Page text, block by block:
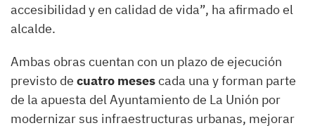
accesibilidad y en calidad de vida”, ha afirmado el
alcalde.
Ambas obras cuentan con un plazo de ejecución
previsto de cuatro mesescada una y forman parte
de la apuesta del Ayuntamiento de La Unión por
modernizar sus infraestructuras urbanas, mejorar